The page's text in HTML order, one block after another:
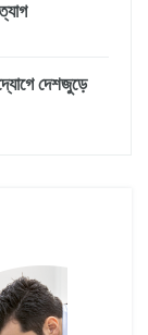
দেশজুড়ে